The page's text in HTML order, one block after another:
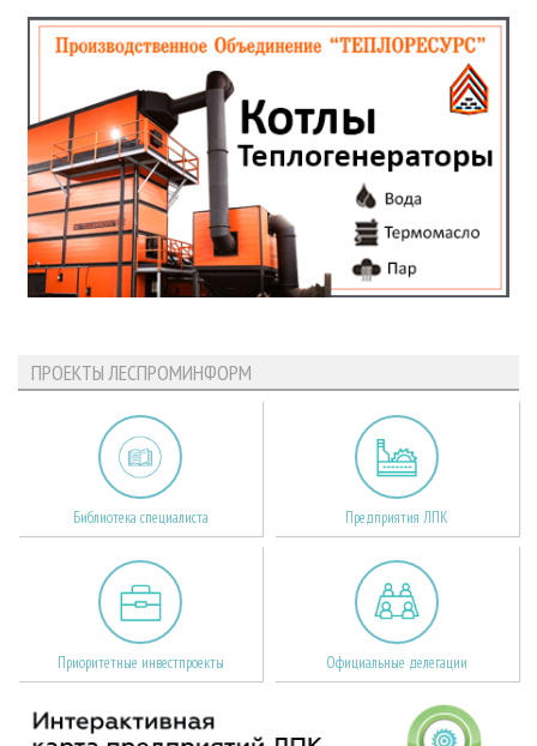
ПРОЕКТЫ ЛЕСПРОМИНФОРМ
Библиотека специалиста Предприятия ЛПК
Приоритетные инвестпроекты Официальные делегации